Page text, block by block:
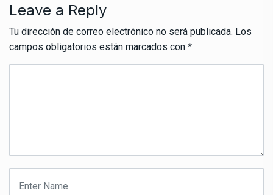
Leave a Reply
Tu dirección de correo electrónico no será publicada. Los
campos obligatorios están marcados con *